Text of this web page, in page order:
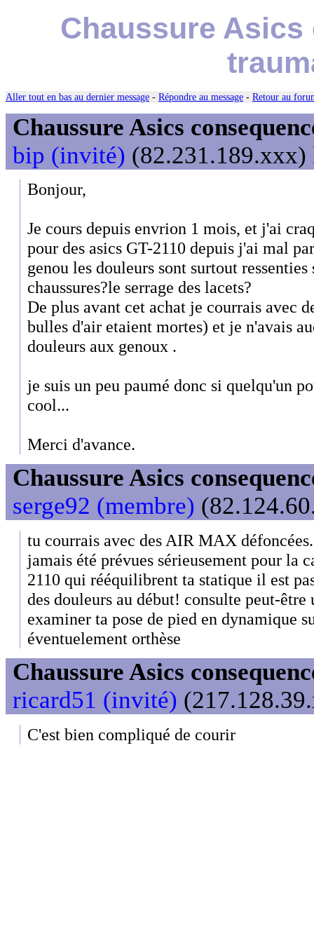
Chaussure
Aller tout en bas au dernier message - Répondre au message - Retour au
Chaussure Asics
bip (invité) (82.231.189.xxx)
Bonjour,
Je cours depuis envrion 1 mois, et j'ai
pour des asics GT-2110 depuis j'ai mal
genou les douleurs sont surtout
chaussures?le serrage des lacets?
De plus avant cet achat je courrais avec
bulles d'air etaient mortes) et je n'avais
douleurs aux genoux .
je suis un peu paumé donc si quelqu'un
cool...
Merci d'avance.
Chaussure Asics
serge92 (membre)
tu courrais avec des AIR MAX
jamais été prévues sérieusement pour la
2110 qui rééquilibrent ta statique il est
des douleurs au début! consulte peut-
examiner ta pose de pied en dynamique
éventuelement orthèse
Chaussure Asics
ricard51 (invité)
C'est bien compliqué de courir